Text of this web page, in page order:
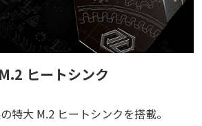
ヒートシンク
特大 M.2 ヒートシンクを搭載。